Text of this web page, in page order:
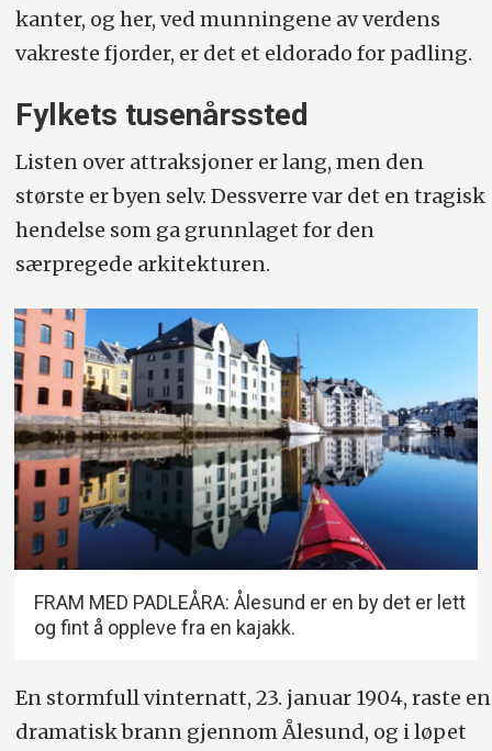
kanter, og her, ved munningene av verdens
vakreste fjorder, er det et eldorado for padling.
Fylkets tusenårssted
Listen over attraksjoner er lang, men den
største er byen selv. Dessverre var det en tragisk
hendelse som ga grunnlaget for den
særpregede arkitekturen.
FRAM MED PADLEÅRA: Ålesund er en by det er lett
og fint å oppleve fra en kajakk.
En stormfull vinternatt, 23. januar 1904, raste en
dramatisk brann gjennom Ålesund, og i løpet